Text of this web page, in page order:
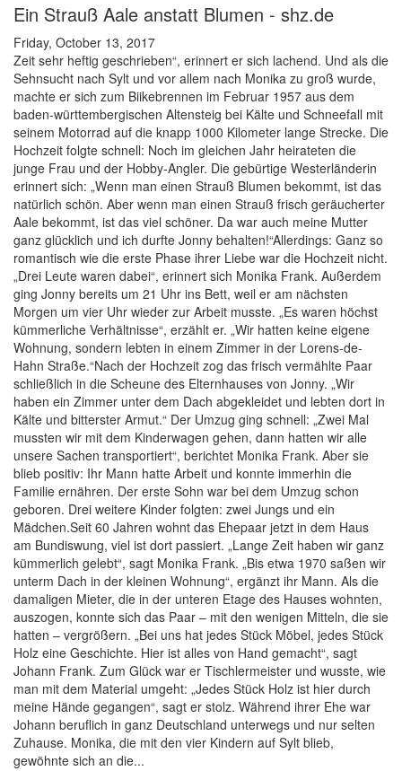
Ein Strauß Aale anstatt Blumen - shz.de
Friday, October 13, 2017
Zeit sehr heftig geschrieben“, erinnert er sich lachend. Und als die
Sehnsucht nach Sylt und vor allem nach Monika zu groß wurde,
machte er sich zum Biikebrennen im Februar 1957 aus dem
baden-württembergischen Altensteig bei Kälte und Schneefall mit
seinem Motorrad auf die knapp 1000 Kilometer lange Strecke. Die
Hochzeit folgte schnell: Noch im gleichen Jahr heirateten die
junge Frau und der Hobby-Angler. Die gebürtige Westerländerin
erinnert sich: „Wenn man einen Strauß Blumen bekommt, ist das
natürlich schön. Aber wenn man einen Strauß frisch geräucherter
Aale bekommt, ist das viel schöner. Da war auch meine Mutter
ganz glücklich und ich durfte Jonny behalten!“Allerdings: Ganz so
romantisch wie die erste Phase ihrer Liebe war die Hochzeit nicht.
„Drei Leute waren dabei“, erinnert sich Monika Frank. Außerdem
ging Jonny bereits um 21 Uhr ins Bett, weil er am nächsten
Morgen um vier Uhr wieder zur Arbeit musste. „Es waren höchst
kümmerliche Verhältnisse“, erzählt er. „Wir hatten keine eigene
Wohnung, sondern lebten in einem Zimmer in der Lorens-de-
Hahn Straße.“Nach der Hochzeit zog das frisch vermählte Paar
schließlich in die Scheune des Elternhauses von Jonny. „Wir
haben ein Zimmer unter dem Dach abgekleidet und lebten dort in
Kälte und bitterster Armut.“ Der Umzug ging schnell: „Zwei Mal
mussten wir mit dem Kinderwagen gehen, dann hatten wir alle
unsere Sachen transportiert“, berichtet Monika Frank. Aber sie
blieb positiv: Ihr Mann hatte Arbeit und konnte immerhin die
Familie ernähren. Der erste Sohn war bei dem Umzug schon
geboren. Drei weitere Kinder folgten: zwei Jungs und ein
Mädchen.Seit 60 Jahren wohnt das Ehepaar jetzt in dem Haus
am Bundiswung, viel ist dort passiert. „Lange Zeit haben wir ganz
kümmerlich gelebt“, sagt Monika Frank. „Bis etwa 1970 saßen wir
unterm Dach in der kleinen Wohnung“, ergänzt ihr Mann. Als die
damaligen Mieter, die in der unteren Etage des Hauses wohnten,
auszogen, konnte sich das Paar – mit den wenigen Mitteln, die sie
hatten – vergrößern. „Bei uns hat jedes Stück Möbel, jedes Stück
Holz eine Geschichte. Hier ist alles von Hand gemacht“, sagt
Johann Frank. Zum Glück war er Tischlermeister und wusste, wie
man mit dem Material umgeht: „Jedes Stück Holz ist hier durch
meine Hände gegangen“, sagt er stolz. Während ihrer Ehe war
Johann beruflich in ganz Deutschland unterwegs und nur selten
Zuhause. Monika, die mit den vier Kindern auf Sylt blieb,
gewöhnte sich an die...